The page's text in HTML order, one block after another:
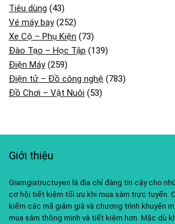
Tiêu dùng (43)
Vé máy bay(252)
Xe Cộ – Phụ Kiện (73)
Đào Tạo – Học Tập (139)
Điện Máy(259)
Điện tử – Đồ công nghệ (783)
Đồ Chơi – Vật Nuôi (53)
Giới thiệu
Giamgiatructuyen là địa chỉ đáng tin cậy cho
cơ hội tiết kiệm tối ưu khi mua sắm trực tuyến.
kiếm các mã giảm giá và chương trình khuyến
mua sắm thông minh và tiết kiệm hơn. Mặc dù